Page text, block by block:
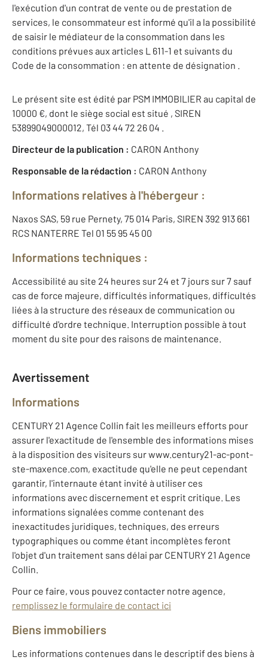
l'exécution d'un contrat de vente ou de prestation de
services, le consommateur est informé qu'il a la possibilité
de saisir le médiateur de la consommation dans les
conditions prévues aux articles L 611-1 et suivants du
Code de la consommation : en attente de désignation .
Le présent site est édité par PSM IMMOBILIER au capital de
10000 €, dont le siège social est situé , SIREN
53899049000012, Tél 03 44 72 26 04 .
Directeur de la publication : CARON Anthony
Responsable de la rédaction : CARON Anthony
Informations relatives à l'hébergeur :
Naxos SAS, 59 rue Pernety, 75 014 Paris, SIREN 392 913 661
RCS NANTERRE Tel 01 55 95 45 00
Informations techniques :
Accessibilité au site 24 heures sur 24 et 7 jours sur 7 sauf
cas de force majeure, difficultés informatiques, difficultés
liées à la structure des réseaux de communication ou
difficulté d'ordre technique. Interruption possible à tout
moment du site pour des raisons de maintenance.
Avertissement
Informations
CENTURY 21 Agence Collin fait les meilleurs efforts pour
assurer l'exactitude de l'ensemble des informations mises
à la disposition des visiteurs sur www.century21-ac-pont-
ste-maxence.com, exactitude qu'elle ne peut cependant
garantir, l'internaute étant invité à utiliser ces
informations avec discernement et esprit critique. Les
informations signalées comme contenant des
inexactitudes juridiques, techniques, des erreurs
typographiques ou comme étant incomplètes feront
l'objet d'un traitement sans délai par CENTURY 21 Agence
Collin.
Pour ce faire, vous pouvez contacter notre agence,
remplissez le formulaire de contact ici
Biens immobiliers
Les informations contenues dans le descriptif des biens à